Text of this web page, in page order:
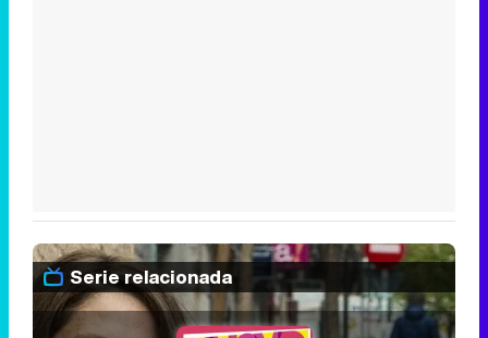
Serie relacionada